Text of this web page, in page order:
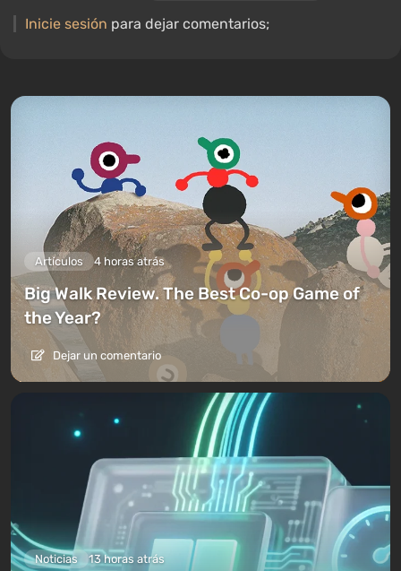
Inicie sesión para dejar comentarios;
Artículos 4 horas atrás
Big Walk Review. The Best Co-op Game of
the Year?
Dejar un comentario
Noticias 13 horas atrás